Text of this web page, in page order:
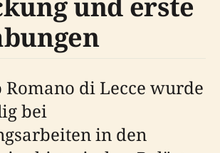
Romano di Lecce wurde
bei
in den